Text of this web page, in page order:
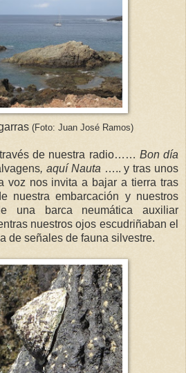
(Foto: Juan José Ramos)
de nuestra radio…… Bon día
, aquí Nauta ….. y tras unos
voz nos invita a bajar a tierra tras
nuestra embarcación y nuestros
una barca neumática auxiliar
nuestros ojos escudriñaban el
de señales de fauna silvestre.